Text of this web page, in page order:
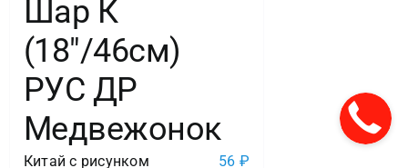
Шар К
(18″/46см)
РУС ДР
Медвежонок
Китай с рисунком 56 ₽